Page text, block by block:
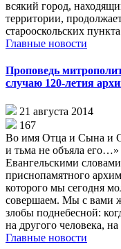
всякий город,
территории,
старооскольских
Главные новости
Проповедь
случаю 120-летия
21 августа 2014
167
Во имя Отца и Сына и
и тьма не объяла
Евангельскими
приснопамятного
которого мы сегодня
совершаем. Мы с вами
злобы поднебесной:
на другого человека,
Главные новости